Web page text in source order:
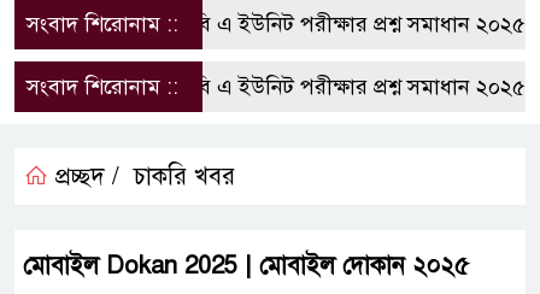
সংবাদ শিরোনাম ::রাবি এ ইউনিট পরীক্ষার প্রশ্ন সমাধান ২০২৫ |
সংবাদ শিরোনাম ::রাবি এ ইউনিট পরীক্ষার প্রশ্ন সমাধান ২০২৫ |
প্রচ্ছদ / চাকরি খবর
মোবাইল ‌Dokan 2025 | মোবাইল দোকান ২০২৫